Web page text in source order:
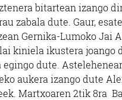
bitartean izango
zabala dute. Gaur,
Gernika-Lumoko Jai
kiniela ikustera joango
egingo dute.
aukera izango dute
Martxoaren 2tik 8ra